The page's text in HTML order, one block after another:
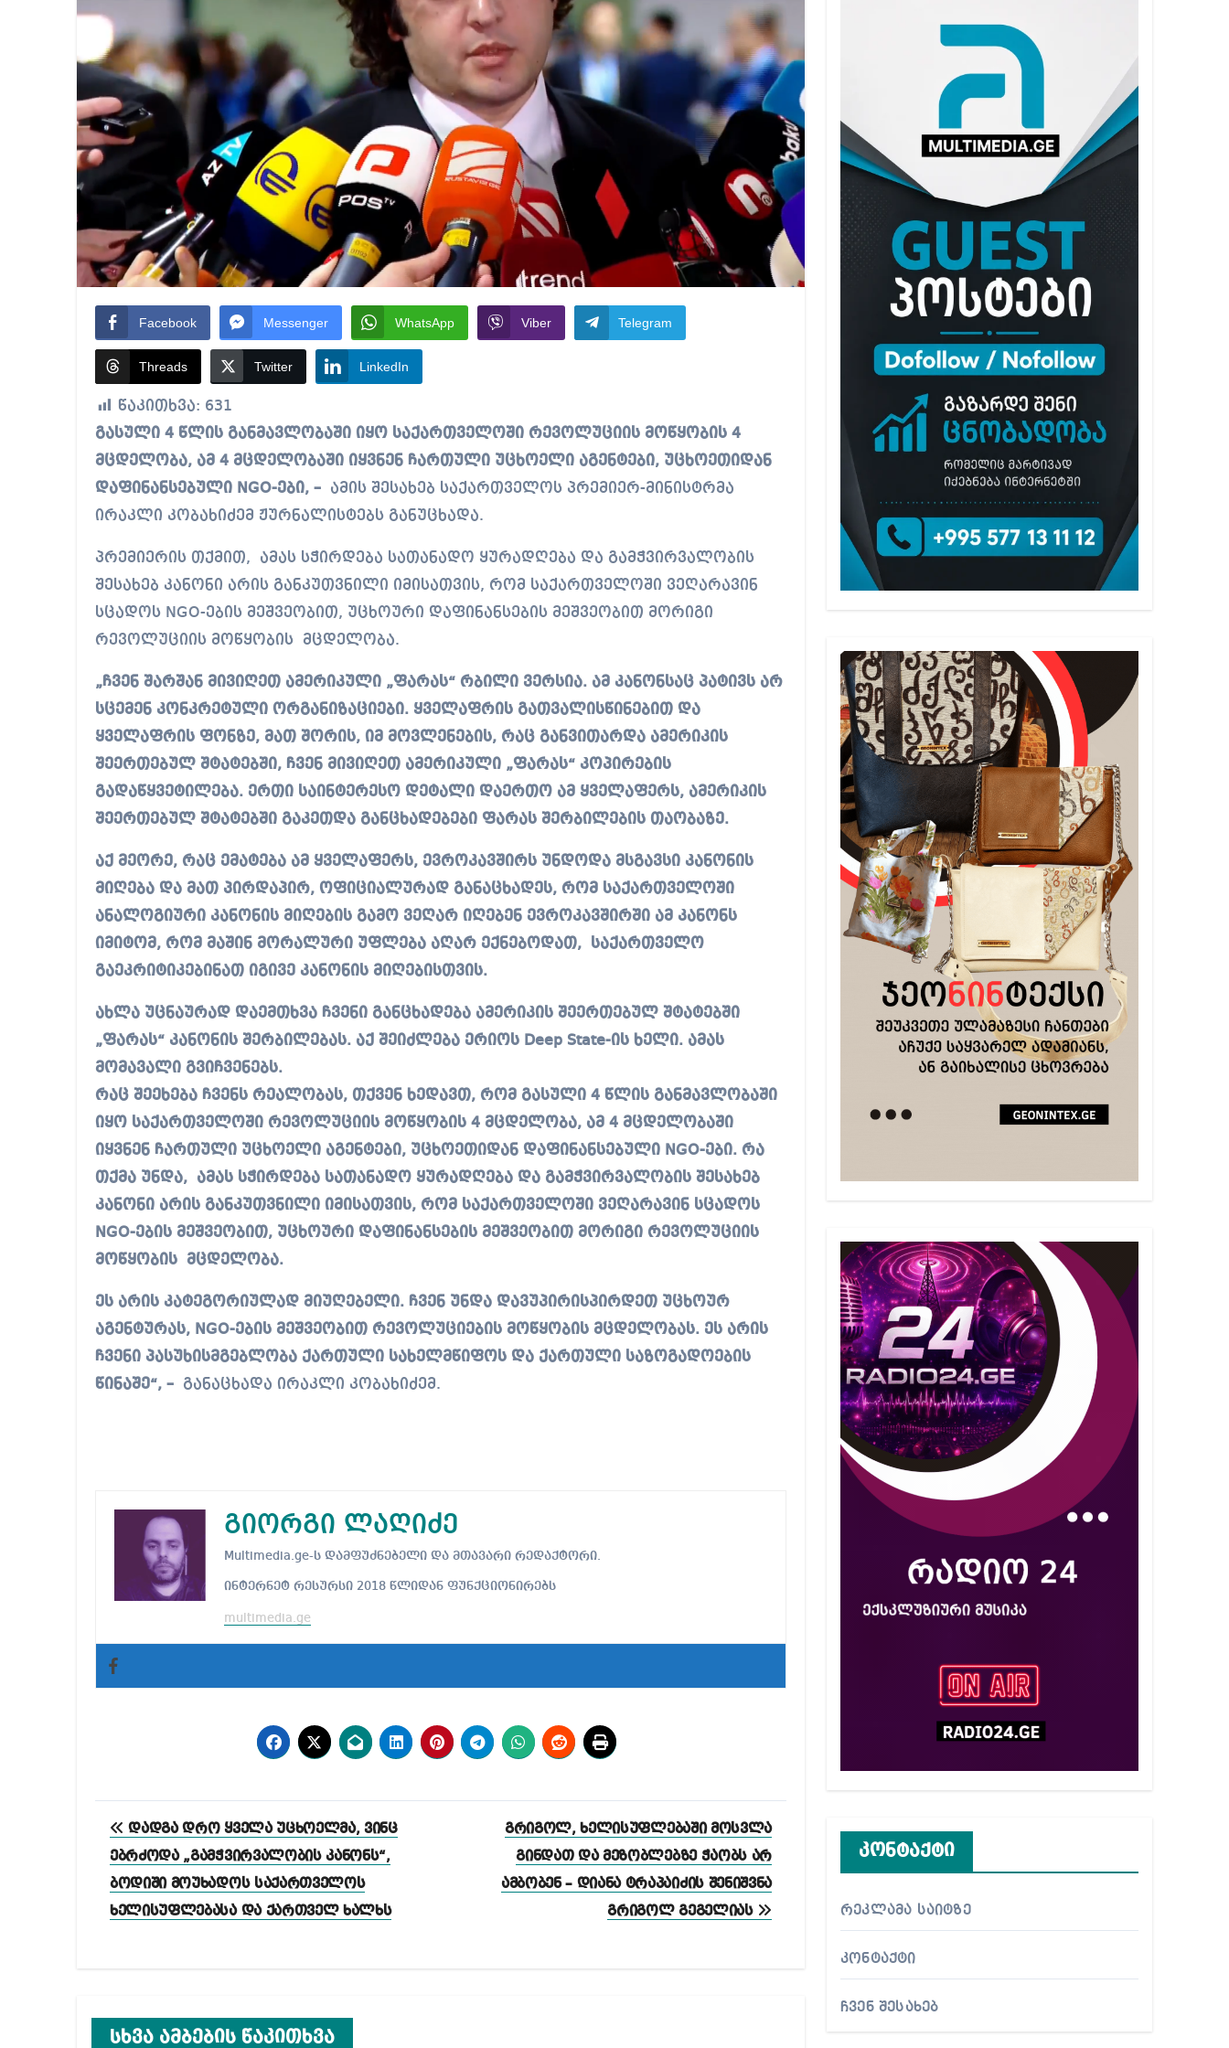
Facebook Messenger WhatsApp Viber Telegram
Threads Twitter LinkedIn
წაკითხვა: 631
გასული 4 წლის განმავლობაში იყო საქართველოში რევოლუციის მოწყობის 4
მცდელობა, ამ 4 მცდელობაში იყვნენ ჩართული უცხოელი აგენტები, უცხოეთიდან
დაფინანსებული NGO-ები, –
ამის შესახებ საქართველოს პრემიერ-მინისტრმა
ირაკლი კობახიძემ ჟურნალისტებს განუცხადა.
პრემიერის თქმით, ამას სჭირდება სათანადო ყურადღება და გამჭვირვალობის
შესახებ კანონი არის განკუთვნილი იმისათვის, რომ საქართველოში ვეღარავინ
სცადოს NGO-ების მეშვეობით, უცხოური დაფინანსების მეშვეობით მორიგი
რევოლუციის მოწყობის მცდელობა.
„ჩვენ შარშან მივიღეთ ამერიკული „ფარას“ რბილი ვერსია. ამ კანონსაც პატივს არ
სცემენ კონკრეტული ორგანიზაციები. ყველაფრის გათვალისწინებით და
ყველაფრის ფონზე, მათ შორის, იმ მოვლენების, რაც განვითარდა ამერიკის
შეერთებულ შტატებში, ჩვენ მივიღეთ ამერიკული „ფარას“ კოპირების
გადაწყვეტილება. ერთი საინტერესო დეტალი დაერთო ამ ყველაფერს, ამერიკის
შეერთებულ შტატებში გაკეთდა განცხადებები ფარას შერბილების თაობაზე.
აქ მეორე, რაც ემატება ამ ყველაფერს, ევროკავშირს უნდოდა მსგავსი კანონის
მიღება და მათ პირდაპირ, ოფიციალურად განაცხადეს, რომ საქართველოში
ანალოგიური კანონის მიღების გამო ვეღარ იღებენ ევროკავშირში ამ კანონს
იმიტომ, რომ მაშინ მორალური უფლება აღარ ექნებოდათ, საქართველო
გაეკრიტიკებინათ იგივე კანონის მიღებისთვის.
ახლა უცნაურად დაემთხვა ჩვენი განცხადება ამერიკის შეერთებულ შტატებში
„ფარას“ კანონის შერბილებას. აქ შეიძლება ერიოს Deep State-ის ხელი. ამას
მომავალი გვიჩვენებს.
რაც შეეხება ჩვენს რეალობას, თქვენ ხედავთ, რომ გასული 4 წლის განმავლობაში
იყო საქართველოში რევოლუციის მოწყობის 4 მცდელობა, ამ 4 მცდელობაში
იყვნენ ჩართული უცხოელი აგენტები, უცხოეთიდან დაფინანსებული NGO-ები. რა
თქმა უნდა, ამას სჭირდება სათანადო ყურადღება და გამჭვირვალობის შესახებ
კანონი არის განკუთვნილი იმისათვის, რომ საქართველოში ვეღარავინ სცადოს
NGO-ების მეშვეობით, უცხოური დაფინანსების მეშვეობით მორიგი რევოლუციის
მოწყობის მცდელობა.
ეს არის კატეგორიულად მიუღებელი. ჩვენ უნდა დავუპირისპირდეთ უცხოურ
აგენტურას, NGO-ების მეშვეობით რევოლუციების მოწყობის მცდელობას. ეს არის
ჩვენი პასუხისმგებლობა ქართული სახელმწიფოს და ქართული საზოგადოების
წინაშე“, – განაცხადა ირაკლი კობახიძემ.
გიორგი ლაღიძე
Multimedia.ge-ს დამფუძნებელი და მთავარი რედაქტორი.
ინტერნეტ რესურსი 2018 წლიდან ფუნქციონირებს
multimedia.ge
პოსტის
ნავიგაცია
დადგა დრო ყველა უცხოელმა, ვინც
ებრძოდა „გამჭვირვალობის კანონს“,
ბოდიში მოუხადოს საქართველოს
ხელისუფლებასა და ქართველ ხალხს
გრიგოლ, ხელისუფლებაში მოსვლა
გინდათ და მეზობლებზე ჭაობს არ
ამბობენ – დიანა ტრაპაიძის შენიშვნა
გრიგოლ გეგელიას
სხვა ამბების წაკითხვა
კონტაქტი
რეკლამა საიტზე
კონტაქტი
ჩვენ შესახებ